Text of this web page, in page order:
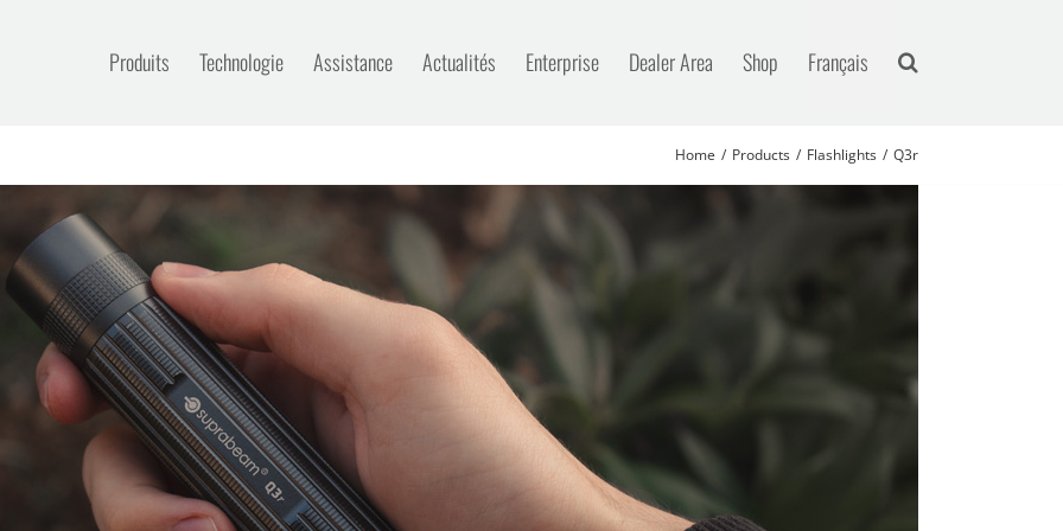
Produits Technologie Assistance Actualités Enterprise Dealer Area Shop Français
Home Products Flashlights Q3r